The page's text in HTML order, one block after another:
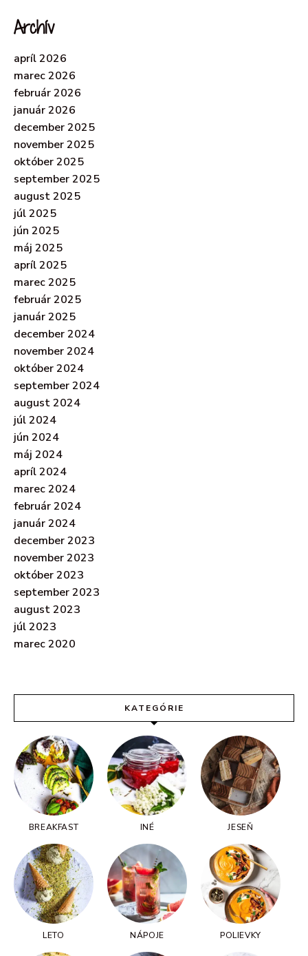
Archív
apríl 2026
marec 2026
február 2026
január 2026
december 2025
november 2025
október 2025
september 2025
august 2025
júl 2025
jún 2025
máj 2025
apríl 2025
marec 2025
február 2025
január 2025
december 2024
november 2024
október 2024
september 2024
august 2024
júl 2024
jún 2024
máj 2024
apríl 2024
marec 2024
február 2024
január 2024
december 2023
november 2023
október 2023
september 2023
august 2023
júl 2023
marec 2020
KATEGÓRIE
BREAKFAST INÉ JESEŇ
LETO NÁPOJE POLIEVKY